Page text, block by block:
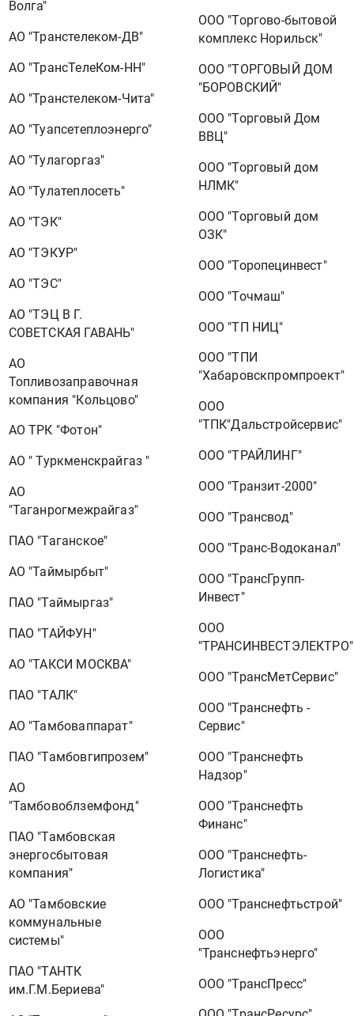
Волга"
АО "Транстелеком-ДВ"
АО "ТрансТелеКом-НН"
АО "Транстелеком-Чита"
АО "Туапсетеплоэнерго"
АО "Тулагоргаз"
АО "Тулатеплосеть"
АО "ТЭК"
АО "ТЭКУР"
АО "ТЭС"
АО "ТЭЦ В Г.
СОВЕТСКАЯ ГАВАНЬ"
АО
Топливозаправочная
компания "Кольцово"
АО ТРК "Фотон"
АО " Туркменскрайгаз "
АО
"Таганрогмежрайгаз"
ПАО "Таганское"
АО "Таймырбыт"
ПАО "Таймыргаз"
ПАО "ТАЙФУН"
АО "ТАКСИ МОСКВА"
ПАО "ТАЛК"
АО "Тамбоваппарат"
ПАО "Тамбовгипрозем"
АО
"Тамбовоблземфонд"
ПАО "Тамбовская
энергосбытовая
компания"
АО "Тамбовские
коммунальные
системы"
ПАО "ТАНТК
им.Г.М.Бериева"
ООО "Торгово-бытовой
комплекс Норильск"
ООО "ТОРГОВЫЙ ДОМ
"БОРОВСКИЙ"
ООО "Торговый Дом
ВВЦ"
ООО "Торговый дом
НЛМК"
ООО "Торговый дом
ОЗК"
ООО "Торопецинвест"
ООО "Точмаш"
ООО "ТП НИЦ"
ООО "ТПИ
"Хабаровскпромпроект"
ООО
"ТПК"Дальстройсервис"
ООО "ТРАЙЛИНГ"
ООО "Транзит-2000"
ООО "Трансвод"
ООО "Транс-Водоканал"
ООО "ТрансГрупп-
Инвест"
ООО
"ТРАНСИНВЕСТЭЛЕКТРО"
ООО "ТрансМетСервис"
ООО "Транснефть -
Сервис"
ООО "Транснефть
Надзор"
ООО "Транснефть
Финанс"
ООО "Транснефть-
Логистика"
ООО "Транснефтьстрой"
ООО
"Транснефтьэнерго"
ООО "ТрансПресс"